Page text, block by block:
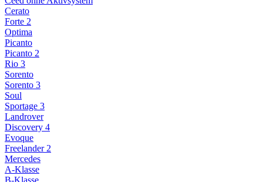
Cerato
Forte 2
Optima
Picanto
Picanto 2
Rio 3
Sorento
Sorento 3
Soul
Sportage 3
Landrover
Discovery 4
Evoque
Freelander 2
Mercedes
A-Klasse
B-Klasse